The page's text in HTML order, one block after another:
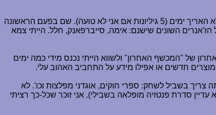
פעם מישהו נתן לחבר שלי לקרוא כמה גיליונות של "המכשף האחרון", הירחון הישראלי היחיד שהיה מוקדש כולו למשחקי תפקידים אך לצערי לא האריך ימים (5 גיליונות אם אני לא טועה). שם בפעם הראשונה
השונים שישנם: אימה, סייברפאנק, חלל. הייתי צמא
של "המכשף האחרון" ולשווא הייתי נכנס מידי כמה ימים
חדשים או אפילו מידע על התחביב האהוב עלי.
צריך בשביל לשחק: ספרי חוקים, אוגדני מפלצות וכו'. לא
סדרת פנטזיה מופלאה בשבילי). אני זוכר שכל-כך רציתי